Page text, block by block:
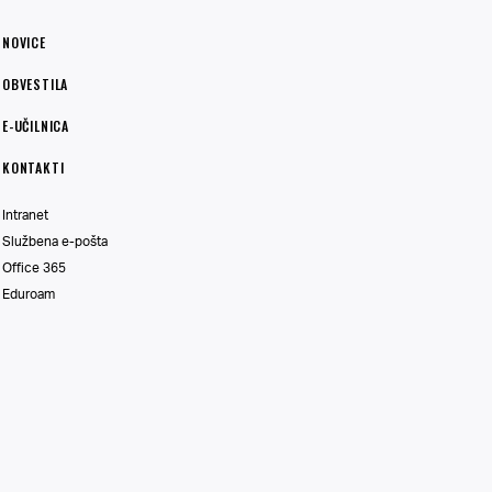
NOVICE
OBVESTILA
E-UČILNICA
KONTAKTI
Intranet
Službena e-pošta
Office 365
Eduroam